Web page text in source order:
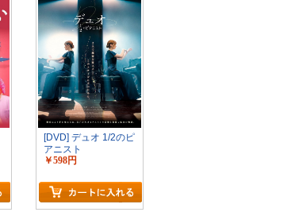
[DVD] デュオ 1/2のピ
アニスト
￥598円